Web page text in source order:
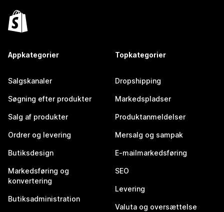
Appkategorier
Salgskanaler
Søgning efter produkter
Salg af produkter
Ordrer og levering
Butiksdesign
Markedsføring og
konvertering
Butiksadministration
Topkategorier
Dropshipping
Markedspladser
Produktanmeldelser
Mersalg og sampak
E-mailmarkedsføring
SEO
Levering
Valuta og oversættelse